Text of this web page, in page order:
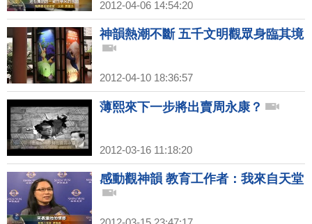
2012-04-06 14:54:20
神韻熱潮不斷 五千文明觀眾身臨其境
2012-04-10 18:36:57
薄熙來下一步將出賣周永康？
2012-03-16 11:18:20
感動觀神韻 教育工作者：我來自天堂